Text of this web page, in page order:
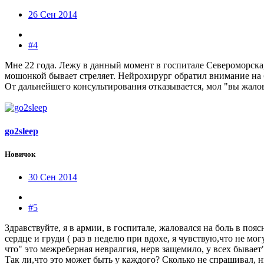
26 Сен 2014
#4
Мне 22 года. Лежу в данный момент в госпитале
мошонкой бывает стреляет. Нейрохирург обратил внимание
От дальнейшего консультирования отказывается, мол "вы
go2sleep
Новичок
30 Сен 2014
#5
Здравствуйте, я в армии, в госпитале, жаловался на боль в
сердце и груди ( раз в неделю при вдохе, я чувствую,что не
что" это межреберная невралгия, нерв защемило, у всех
Так ли,что это может быть у каждого? Сколько не спрашивал,